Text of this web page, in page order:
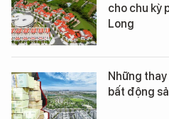
cho chu kỳ
Long
Những
bất động